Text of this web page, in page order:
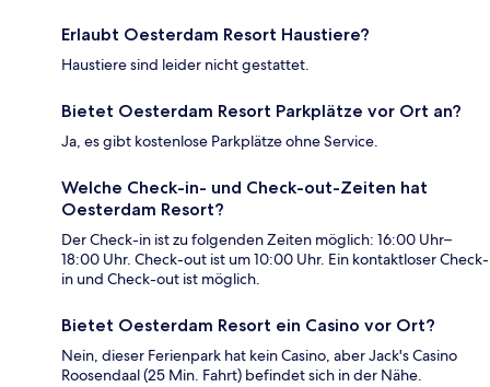
Erlaubt Oesterdam Resort Haustiere?
Haustiere sind leider nicht gestattet.
Bietet Oesterdam Resort Parkplätze vor Ort an?
Ja, es gibt kostenlose Parkplätze ohne Service.
Welche Check-in- und Check-out-Zeiten hat
Oesterdam Resort?
Der Check-in ist zu folgenden Zeiten möglich: 16:00 Uhr–
18:00 Uhr. Check-out ist um 10:00 Uhr. Ein kontaktloser Check-
in und Check-out ist möglich.
Bietet Oesterdam Resort ein Casino vor Ort?
Nein, dieser Ferienpark hat kein Casino, aber Jack's Casino
Roosendaal (25 Min. Fahrt) befindet sich in der Nähe.